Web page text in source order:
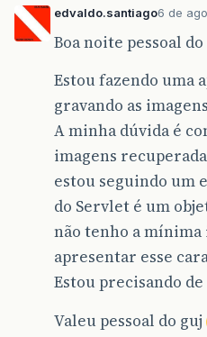
edvaldo.santiago6 de
Boa noite pessoal
Estou fazendo uma
gravando as
A minha dúvida é
imagens
estou seguindo um
do Servlet é um
não tenho a mínima
apresentar esse
Estou precisando
Valeu pessoal do guj